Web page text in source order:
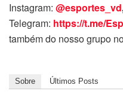
Instagram: @esportes_vd
Telegram: https://t.me/
também do nosso grupo
Sobre Últimos Posts